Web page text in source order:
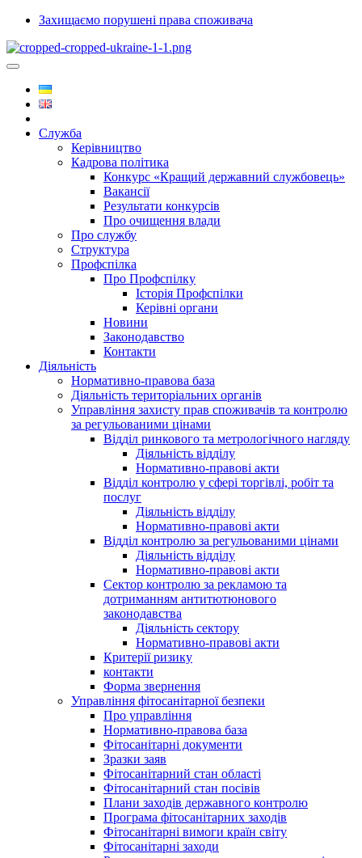
Захищаємо порушені права споживача
Служба
Керівництво
Кадрова політика
Конкурс «Кращий державний службовець»
Вакансії
Результати конкурсів
Про очищення влади
Про службу
Структура
Профспілка
Про Профспілку
Історія Профспілки
Керівні органи
Новини
Законодавство
Контакти
Діяльність
Нормативно-правова база
Діяльність територіальних органів
Управління захисту прав споживачів та контролю
за регульованими цінами
Відділ ринкового та метрологічного нагляду
Діяльність відділу
Нормативно-правові акти
Відділ контролю у сфері торгівлі, робіт та
послуг
Діяльність відділу
Нормативно-правові акти
Відділ контролю за регульованими цінами
Діяльність відділу
Нормативно-правові акти
Сектор контролю за рекламою та
дотриманням антитютюнового
законодавства
Діяльність сектору
Нормативно-правові акти
Критерії ризику
контакти
Форма звернення
Управління фітосанітарної безпеки
Про управління
Нормативно-правова база
Фітосанітарні документи
Зразки заяв
Фітосанітарний стан області
Фітосанітарний стан посівів
Плани заходів державного контролю
Програма фітосанітарних заходів
Фітосанітарні вимоги країн світу
Фітосанітарні заходи